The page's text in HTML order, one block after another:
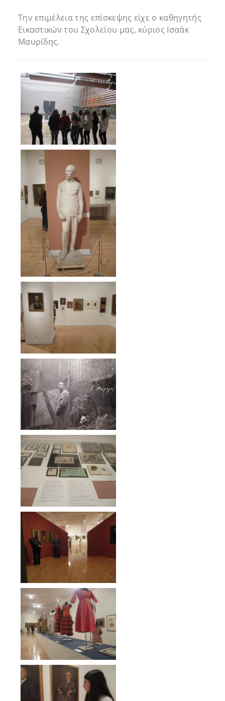
Την επιμέλεια της επίσκεψης είχε ο καθηγητής
Εικαστικών του Σχολείου μας, κύριος Ισαάκ
Μαυρίδης.